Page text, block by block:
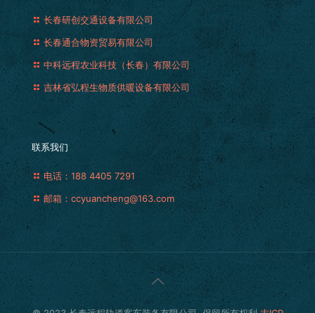
长春研创交通设备有限公司
长春通合物资贸易有限公司
中科远程农业科技（长春）有限公司
吉林省弘程生物质供暖设备有限公司
联系我们
电话：188 4405 7291
邮箱：ccyuancheng@163.com